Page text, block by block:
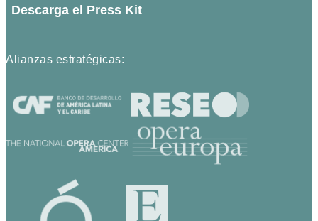
Descarga el Press Kit
Alianzas estratégicas: